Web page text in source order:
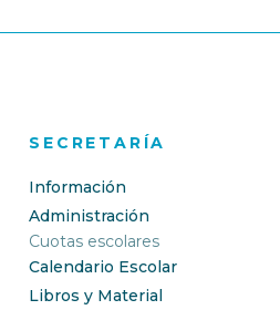
SECRETARÍA
Información
Administración
Cuotas escolares
Calendario Escolar
Libros y Material